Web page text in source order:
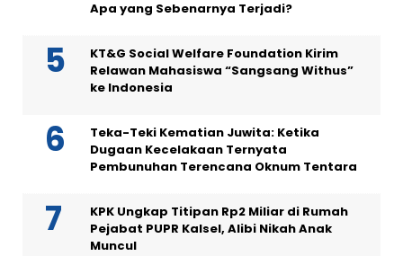
Apa yang Sebenarnya Terjadi?
KT&G Social Welfare Foundation Kirim
Relawan Mahasiswa “Sangsang Withus”
ke Indonesia
Teka-Teki Kematian Juwita: Ketika
Dugaan Kecelakaan Ternyata
Pembunuhan Terencana Oknum Tentara
KPK Ungkap Titipan Rp2 Miliar di Rumah
Pejabat PUPR Kalsel, Alibi Nikah Anak
Muncul